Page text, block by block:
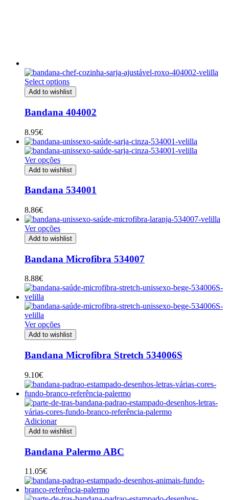
Select options
Add to wishlist
Bandana 404002
8.95€
Ver opções
Add to wishlist
Bandana 534001
8.86€
Ver opções
Add to wishlist
Bandana Microfibra 534007
8.88€
Ver opções
Add to wishlist
Bandana Microfibra Stretch 534006S
9.10€
Adicionar
Add to wishlist
Bandana Palermo ABC
11.05€